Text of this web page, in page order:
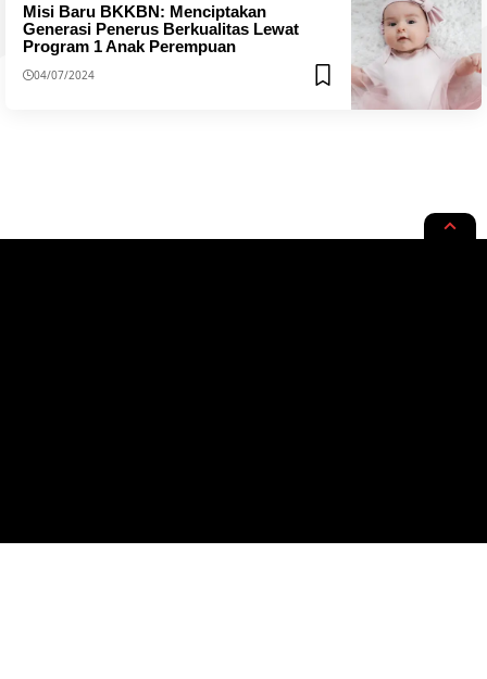
Misi Baru BKKBN: Menciptakan
Generasi Penerus Berkualitas Lewat
Program 1 Anak Perempuan
04/07/2024